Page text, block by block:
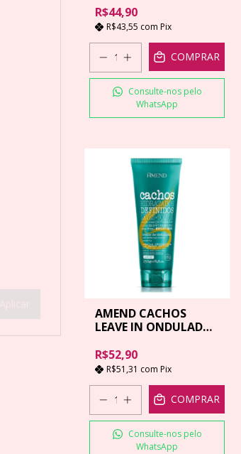
Aplicar
R$44,90
R$43,55 com Pix
COMPRAR
Consulte-nos pelo
WhatsApp
AMEND CACHOS
LEAVE IN ONDULADOS
R$52,90
R$51,31 com Pix
COMPRAR
Consulte-nos pelo
WhatsApp